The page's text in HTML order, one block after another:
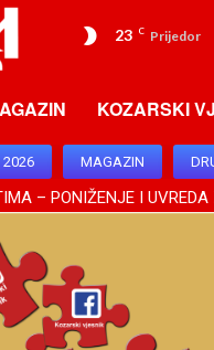
23 C Prijedor
KOZARSKI
2026 MAGAZIN
– PONIŽENJE I UVREDA
ZNAČAJA,